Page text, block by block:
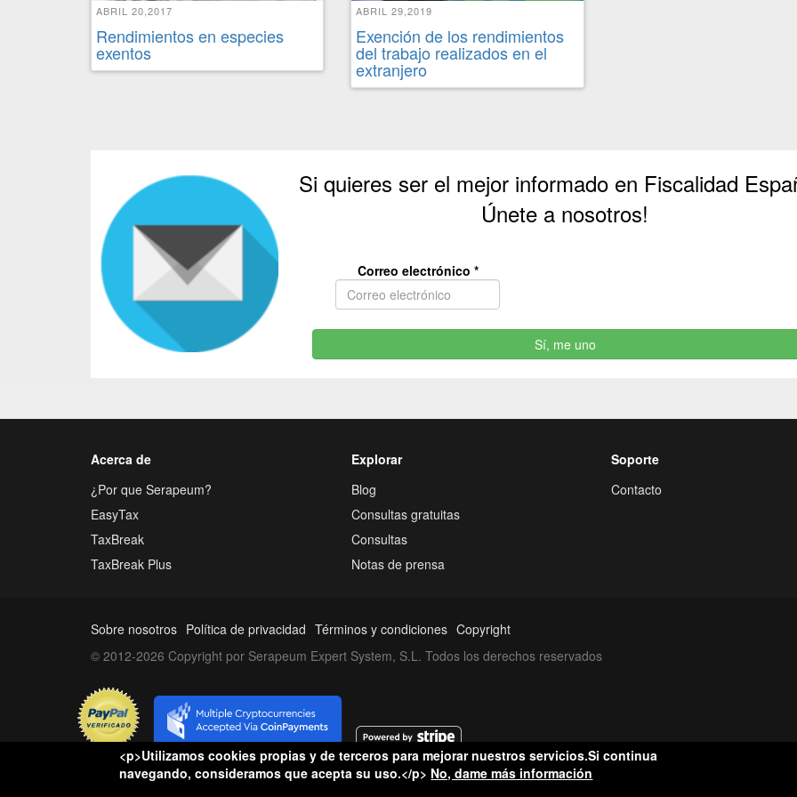
ABRIL 20,2017
Rendimientos en especies
exentos
ABRIL 29,2019
Exención de los rendimientos
del trabajo realizados en el
extranjero
Si quieres ser el mejor informado en Fiscalidad
Únete a nosotros!
Correo electrónico *
Sí, me uno
Acerca de
¿Por que Serapeum?
EasyTax
TaxBreak
TaxBreak Plus
Explorar
Blog
Consultas gratuitas
Consultas
Notas de prensa
Soporte
Contacto
Sobre nosotros Política de privacidad Términos y condiciones Copyright
© 2012-2026 Copyright por Serapeum Expert System, S.L. Todos los derechos reservados
Conflictos hacienda
<p>Utilizamos cookies propias y de terceros para mejorar nuestros servicios.Si continua
navegando, consideramos que acepta su uso.</p> No, dame más información